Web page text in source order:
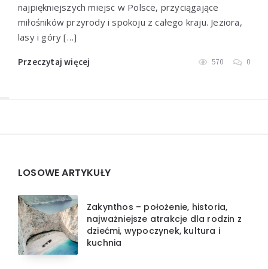
najpiękniejszych miejsc w Polsce, przyciągające
miłośników przyrody i spokoju z całego kraju. Jeziora,
lasy i góry […]
Przeczytaj więcej 570 0
LOSOWE ARTYKUŁY
Zakynthos – położenie, historia,
najważniejsze atrakcje dla rodzin z
dziećmi, wypoczynek, kultura i
kuchnia